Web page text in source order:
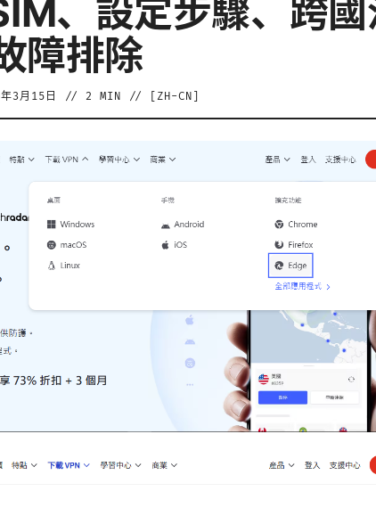
、設定步驟、跨國
障排除
3月15日 // 2 MIN // [ ZH-CN